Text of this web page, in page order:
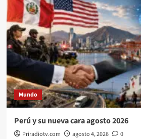
Mundo
Perú y su nueva cara agosto 2026
Priradiotv.com agosto 4, 2026 0